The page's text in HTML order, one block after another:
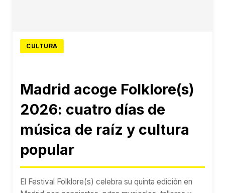
CULTURA
Madrid acoge Folklore(s)
2026: cuatro días de
música de raíz y cultura
popular
El Festival Folklore(s) celebra su quinta edición en